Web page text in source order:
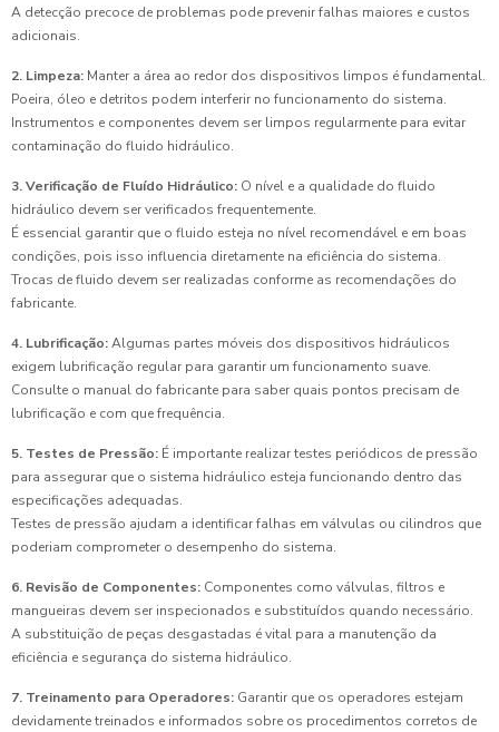
A detecção precoce de problemas pode prevenir falhas maiores e custos
adicionais.
2. Limpeza: Manter a área ao redor dos dispositivos limpos é fundamental.
Poeira, óleo e detritos podem interferir no funcionamento do sistema.
Instrumentos e componentes devem ser limpos regularmente para evitar
contaminação do fluido hidráulico.
3. Verificação de Fluído Hidráulico: O nível e a qualidade do fluido
hidráulico devem ser verificados frequentemente.
É essencial garantir que o fluido esteja no nível recomendável e em boas
condições, pois isso influencia diretamente na eficiência do sistema.
Trocas de fluido devem ser realizadas conforme as recomendações do
fabricante.
4. Lubrificação:Algumas partes móveis dos dispositivos hidráulicos
exigem lubrificação regular para garantir um funcionamento suave.
Consulte o manual do fabricante para saber quais pontos precisam de
lubrificação e com que frequência.
5. Testes de Pressão: É importante realizar testes periódicos de pressão
para assegurar que o sistema hidráulico esteja funcionando dentro das
especificações adequadas.
Testes de pressão ajudam a identificar falhas em válvulas ou cilindros que
poderiam comprometer o desempenho do sistema.
6. Revisão de Componentes: Componentes como válvulas, filtros e
mangueiras devem ser inspecionados e substituídos quando necessário.
A substituição de peças desgastadas é vital para a manutenção da
eficiência e segurança do sistema hidráulico.
7. Treinamento para Operadores: Garantir que os operadores estejam
devidamente treinados e informados sobre os procedimentos corretos de